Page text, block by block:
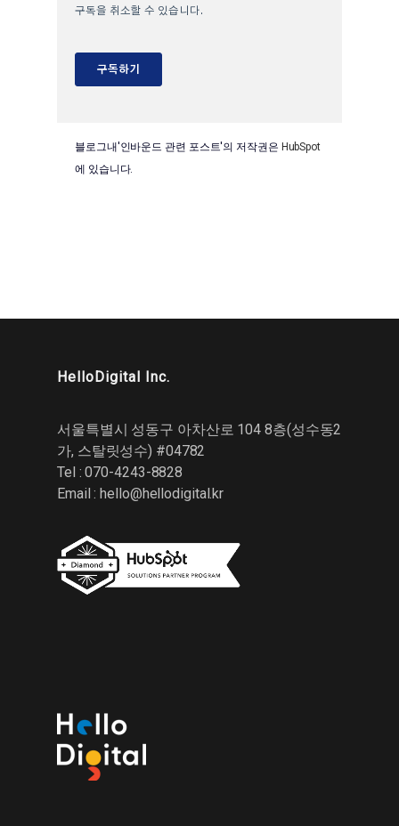
블로그내'인바운드 관련 포스트'의 저작권은 HubSpot
에 있습니다.
HelloDigital Inc.
서울특별시 성동구 아차산로 104 8층(성수동2
가, 스탈릿성수) #04782
Tel : 070-4243-8828
Email :hello@hellodigital.kr